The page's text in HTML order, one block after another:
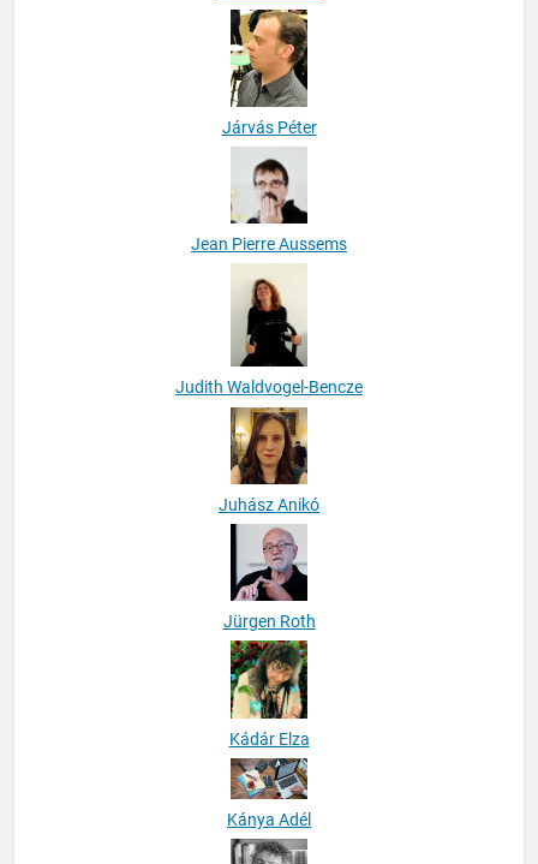
Horváth Erika
Járvás Péter
Jean Pierre Aussems
Judith Waldvogel-Bencze
Juhász Anikó
Jürgen Roth
Kádár Elza
Kánya Adél